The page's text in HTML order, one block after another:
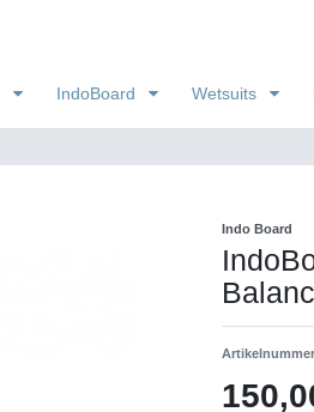
IndoBoard Wetsuits
Indo Board
Artikelnummer